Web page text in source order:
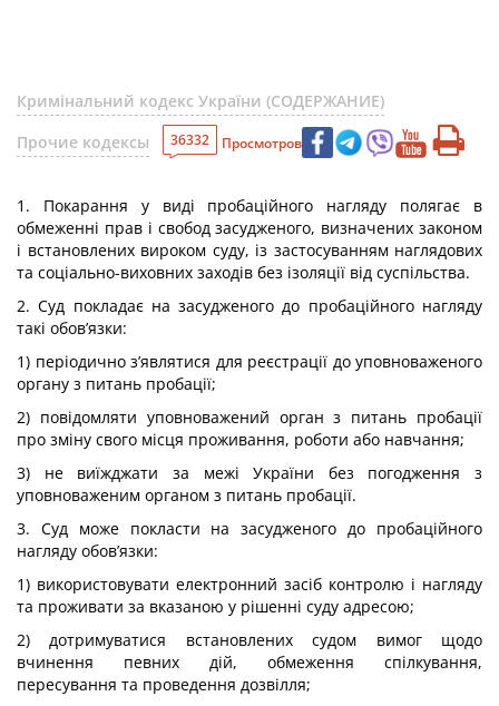
Кримінальний кодекс України (СОДЕРЖАНИЕ)
Прочие кодексы
36332 Просмотров
1. Покарання у виді пробаційного нагляду полягає в
обмеженні прав і свобод засудженого, визначених законом
і встановлених вироком суду, із застосуванням наглядових
та соціально-виховних заходів без ізоляції від суспільства.
2. Суд покладає на засудженого до пробаційного нагляду
такі обов’язки:
1) періодично з’являтися для реєстрації до уповноваженого
органу з питань пробації;
2) повідомляти уповноважений орган з питань пробації
про зміну свого місця проживання, роботи або навчання;
3) не виїжджати за межі України без погодження з
уповноваженим органом з питань пробації.
3. Суд може покласти на засудженого до пробаційного
нагляду обов’язки:
1) використовувати електронний засіб контролю і нагляду
та проживати за вказаною у рішенні суду адресою;
2) дотримуватися встановлених судом вимог щодо
вчинення певних дій, обмеження спілкування,
пересування та проведення дозвілля;